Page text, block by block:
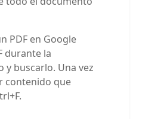
PDF en Google
durante la
y buscarlo. Una vez
contenido que